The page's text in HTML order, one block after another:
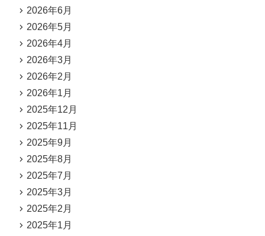
2026年6月
2026年5月
2026年4月
2026年3月
2026年2月
2026年1月
2025年12月
2025年11月
2025年9月
2025年8月
2025年7月
2025年3月
2025年2月
2025年1月